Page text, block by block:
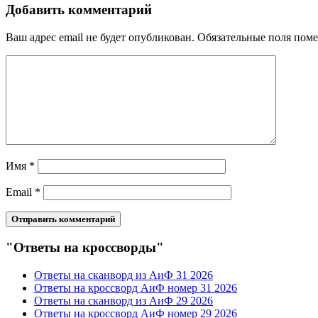
Добавить комментарий
Ваш адрес email не будет опубликован. Обязательные поля
Имя *
Email *
"Ответы на кроссворды"
Ответы на сканворд из АиФ 31 2026
Ответы на кроссворд АиФ номер 31 2026
Ответы на сканворд из АиФ 29 2026
Ответы на кроссворд АиФ номер 29 2026